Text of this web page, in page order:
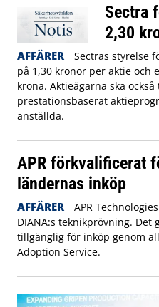
Sectra
2,30
AFFÄRER
Sectras styrelse
på 1,30 kronor per aktie och
krona. Aktieägarna ska
prestationsbaserat
anställda.
APR förkvalificerat
ländernas inköp
AFFÄRER
APR
DIANA:s teknikprövning. Det
tillgänglig för inköp genom
Adoption Service.